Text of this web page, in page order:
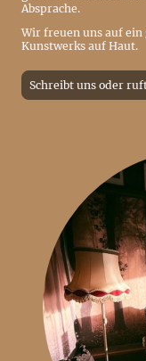
Absprache.
Wir freuen uns auf ein
Kunstwerks auf Haut.
Schreibt uns oder